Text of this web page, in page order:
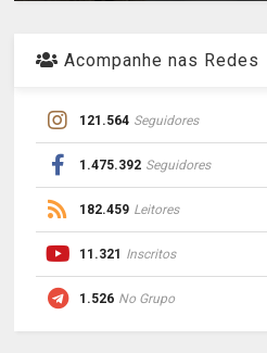
Acompanhe nas Redes
121.564 Seguidores
1.475.392 Seguidores
182.459 Leitores
11.321 Inscritos
1.526 No Grupo